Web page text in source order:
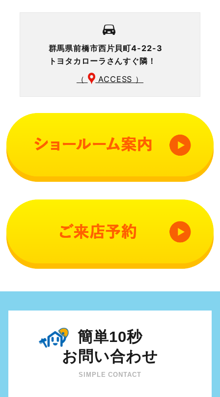
群馬県前橋市西片貝町4-22-3
トヨタカローラさんすぐ隣！
（
ACCESS ）
簡単10秒
お問い合わせ
SIMPLE CONTACT